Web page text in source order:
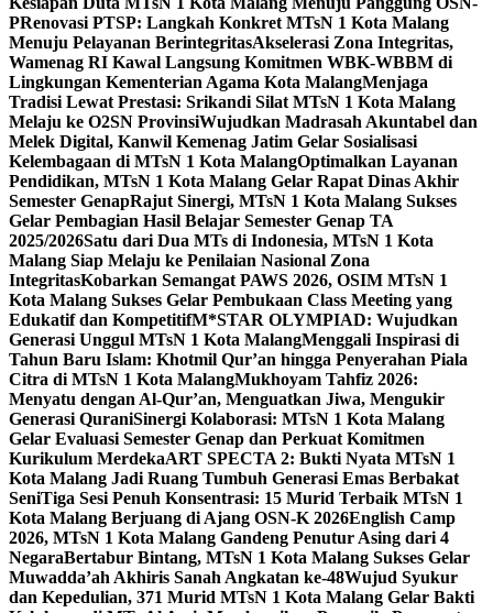
PRenovasi PTSP: Langkah Konkret MTsN 1 Kota Malang
Menuju Pelayanan BerintegritasAkselerasi Zona Integritas,
Wamenag RI Kawal Langsung Komitmen WBK-WBBM di
Lingkungan Kementerian Agama Kota MalangMenjaga
Tradisi Lewat Prestasi: Srikandi Silat MTsN 1 Kota Malang
Melaju ke O2SN ProvinsiWujudkan Madrasah Akuntabel dan
Melek Digital, Kanwil Kemenag Jatim Gelar Sosialisasi
Kelembagaan di MTsN 1 Kota MalangOptimalkan Layanan
Pendidikan, MTsN 1 Kota Malang Gelar Rapat Dinas Akhir
Semester GenapRajut Sinergi, MTsN 1 Kota Malang Sukses
Gelar Pembagian Hasil Belajar Semester Genap TA
2025/2026Satu dari Dua MTs di Indonesia, MTsN 1 Kota
Malang Siap Melaju ke Penilaian Nasional Zona
IntegritasKobarkan Semangat PAWS 2026, OSIM MTsN 1
Kota Malang Sukses Gelar Pembukaan Class Meeting yang
Edukatif dan KompetitifM*STAR OLYMPIAD: Wujudkan
Generasi Unggul MTsN 1 Kota MalangMenggali Inspirasi di
Tahun Baru Islam: Khotmil Qur’an hingga Penyerahan Piala
Citra di MTsN 1 Kota MalangMukhoyam Tahfiz 2026:
Menyatu dengan Al-Qur’an, Menguatkan Jiwa, Mengukir
Generasi QuraniSinergi Kolaborasi: MTsN 1 Kota Malang
Gelar Evaluasi Semester Genap dan Perkuat Komitmen
Kurikulum MerdekaART SPECTA 2: Bukti Nyata MTsN 1
Kota Malang Jadi Ruang Tumbuh Generasi Emas Berbakat
SeniTiga Sesi Penuh Konsentrasi: 15 Murid Terbaik MTsN 1
Kota Malang Berjuang di Ajang OSN-K 2026English Camp
2026, MTsN 1 Kota Malang Gandeng Penutur Asing dari 4
NegaraBertabur Bintang, MTsN 1 Kota Malang Sukses Gelar
Muwadda’ah Akhiris Sanah Angkatan ke-48Wujud Syukur
dan Kepedulian, 371 Murid MTsN 1 Kota Malang Gelar Bakti